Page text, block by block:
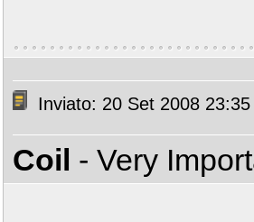
Inviato: 20 Set 2008 23:35
Coil - Very